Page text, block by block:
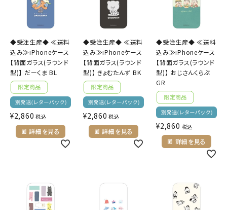
ACCOUNT MENU
ようこそ ゲスト 様
meeting_room ログイン person 会員登録
公式 デコ部 公式 公式
◆受注生産◆ ≪送料
込み≫iPhoneケース
【背面ガラス(ラウンド
型)】 だーくま BL
¥2,860 税込
詳細を見る
◆受注生産◆ ≪送料
込み≫iPhoneケース
【背面ガラス(ラウンド
型)】 きょむたんず BK
¥2,860 税込
詳細を見る
◆受注生産◆ ≪送料
込み≫iPhoneケース
【背面ガラス(ラウンド
型)】 おじさんくらぶ
GR
¥2,860 税込
詳細を見る